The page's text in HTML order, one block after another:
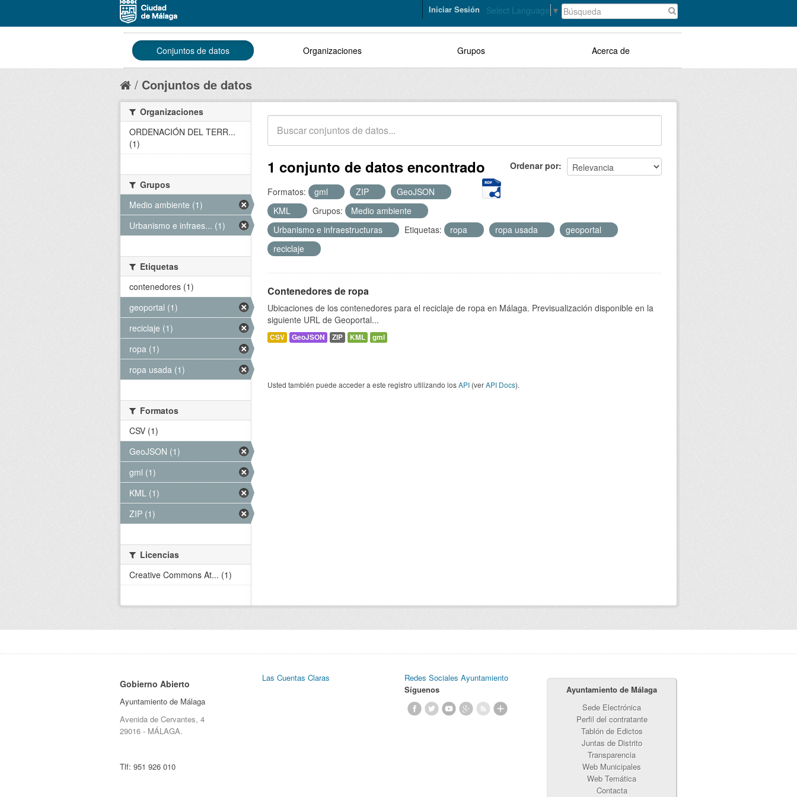
Select Language ▼
Iniciar Sesión
Conjuntos de datos Organizaciones Grupos Acerca de
Conjuntos de datos
Ordenar por
1 conjunto de datos encontrado
Formatos: gml ZIP
GeoJSON
KML
Grupos:
Medio ambiente
Urbanismo e infraestructuras
Etiquetas: ropa ropa usada
geoportal
reciclaje
Contenedores de ropa
Ubicaciones de los contenedores para el reciclaje de ropa en Málaga. Previsualización disponible en la
siguiente URL de Geoportal...
CSV GeoJSON ZIP KML gml
Usted también puede acceder a este registro utilizando losAPI (verAPI Docs).
Organizaciones
ORDENACIÓN DEL TERR...
(1)
Grupos
Medio ambiente (1)
Urbanismo e infraes... (1)
Etiquetas
contenedores (1)
geoportal (1)
reciclaje (1)
ropa (1)
ropa usada (1)
Formatos
CSV (1)
GeoJSON (1)
gml (1)
KML (1)
ZIP (1)
Licencias
Creative Commons At... (1)
Gobierno Abierto
Ayuntamiento de Málaga
Avenida de Cervantes, 4
29016 - MÁLAGA.
Tlf: 951 926 010
Las Cuentas Claras
Redes Sociales Ayuntamiento
Síguenos
Ayuntamiento de Málaga
Sede Electrónica
Perfil del contratante
Tablón de Edictos
Juntas de Distrito
Transparencia
Web Municipales
Web Temática
Contacta